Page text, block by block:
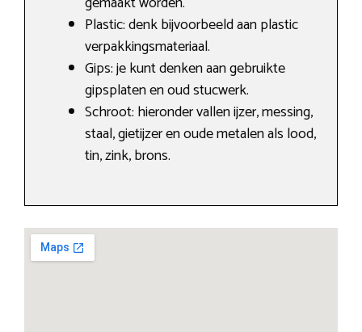
Plastic: denk bijvoorbeeld aan plastic
verpakkingsmateriaal.
Gips: je kunt denken aan gebruikte
gipsplaten en oud stucwerk.
Schroot: hieronder vallen ijzer, messing,
staal, gietijzer en oude metalen als lood,
tin, zink, brons.